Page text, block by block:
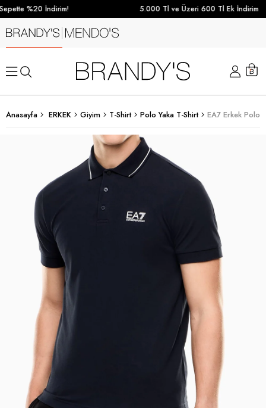
%20 İndirim! 5.000 Tl ve Üzeri 600 Tl Ek İndirim
Anasayfa ERKEK Giyim T-Shirt Polo Yaka T-Shirt EA7 Erkek Polo